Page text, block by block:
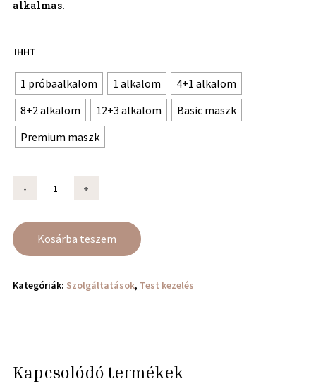
alkalmas.
IHHT
1 próbaalkalom 1 alkalom
4+1 alkalom
8+2 alkalom
12+3 alkalom
Basic maszk
Premium maszk
Kosárba teszem
Kategóriák: Szolgáltatások, Test kezelés
Kapcsolódó termékek